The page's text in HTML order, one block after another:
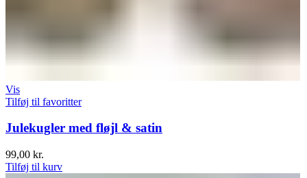
Vis
Tilføj til favoritter
Julekugler med fløjl & satin
99,00 kr.
Tilføj til kurv